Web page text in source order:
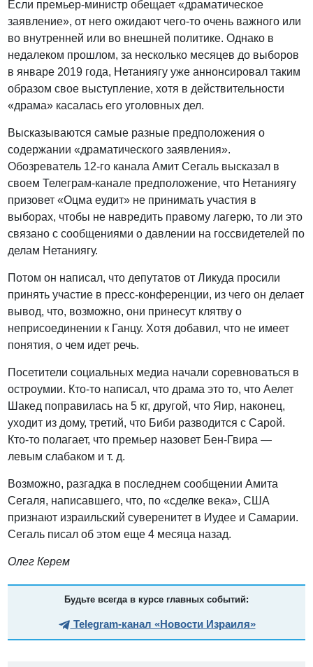
Если премьер-министр обещает «драматическое
заявление», от него ожидают чего-то очень важного или
во внутренней или во внешней политике. Однако в
недалеком прошлом, за несколько месяцев до выборов
в январе 2019 года, Нетаниягу уже аннонсировал таким
образом свое выступление, хотя в действительности
«драма» касалась его уголовных дел.
Высказываются самые разные предположения о
содержании «драматического заявления».
Обозреватель 12-го канала Амит Сегаль высказал в
своем Телеграм-канале предположение, что Нетаниягу
призовет «Оцма еудит» не принимать участия в
выборах, чтобы не навредить правому лагерю, то ли это
связано с сообщениями о давлении на госсвидетелей по
делам Нетаниягу.
Потом он написал, что депутатов от Ликуда просили
принять участие в пресс-конференции, из чего он делает
вывод, что, возможно, они принесут клятву о
неприсоединении к Ганцу. Хотя добавил, что не имеет
понятия, о чем идет речь.
Посетители социальных медиа начали соревноваться в
остроумии. Кто-то написал, что драма это то, что Аелет
Шакед поправилась на 5 кг, другой, что Яир, наконец,
уходит из дому, третий, что Биби разводится с Сарой.
Кто-то полагает, что премьер назовет Бен-Гвира —
левым слабаком и т. д.
Возможно, разгадка в последнем сообщении Амита
Сегаля, написавшего, что, по «сделке века», США
признают израильский суверенитет в Иудее и Самарии.
Сегаль писал об этом еще 4 месяца назад.
Олег Керем
Будьте всегда в курсе главных событий:
Telegram-канал «Новости Израиля»